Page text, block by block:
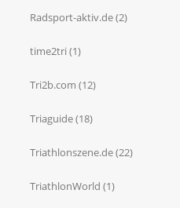
Radsport-aktiv.de(2)
time2tri (1)
Tri2b.com (12)
Triaguide(18)
Triathlonszene.de(22)
TriathlonWorld (1)